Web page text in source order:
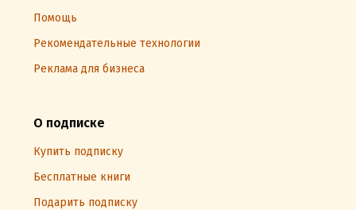
Помощь
Рекомендательные технологии
Реклама для бизнеса
О подписке
Купить подписку
Бесплатные книги
Подарить подписку